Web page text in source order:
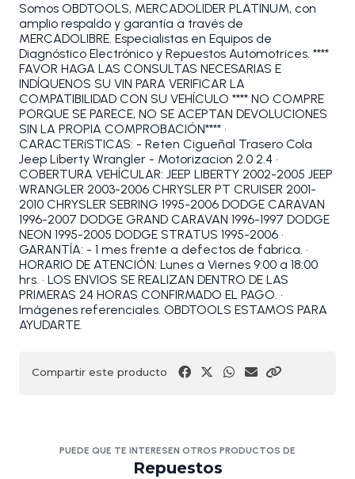
Somos OBDTOOLS, MERCADOLIDER PLATINUM, con
amplio respaldo y garantía a través de
MERCADOLIBRE. Especialistas en Equipos de
Diagnóstico Electrónico y Repuestos Automotrices. ****
FAVOR HAGA LAS CONSULTAS NECESARIAS E
INDÍQUENOS SU VIN PARA VERIFICAR LA
COMPATIBILIDAD CON SU VEHÍCULO **** NO COMPRE
PORQUE SE PARECE, NO SE ACEPTAN DEVOLUCIONES
SIN LA PROPIA COMPROBACIÓN**** •
CARACTERíSTICAS: - Reten Cigueñal Trasero Cola
Jeep Liberty Wrangler - Motorizacion 2.0 2.4 •
COBERTURA VEHÍCULAR: JEEP LIBERTY 2002-2005 JEEP
WRANGLER 2003-2006 CHRYSLER PT CRUISER 2001-
2010 CHRYSLER SEBRING 1995-2006 DODGE CARAVAN
1996-2007 DODGE GRAND CARAVAN 1996-1997 DODGE
NEON 1995-2005 DODGE STRATUS 1995-2006 •
GARANTÍA: - 1 mes frente a defectos de fabrica. •
HORARIO DE ATENCIÓN: Lunes a Viernes 9:00 a 18:00
hrs. • LOS ENVIOS SE REALIZAN DENTRO DE LAS
PRIMERAS 24 HORAS CONFIRMADO EL PAGO. •
Imágenes referenciales. OBDTOOLS ESTAMOS PARA
AYUDARTE.
Compartir este producto
PUEDE QUE TE INTERESEN OTROS PRODUCTOS DE
Repuestos